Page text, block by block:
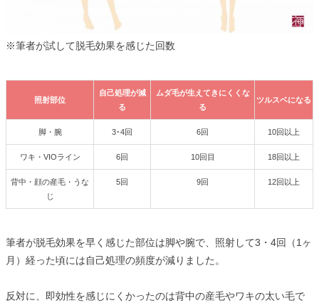
※筆者が試して脱毛効果を感じた回数
照射部位
自己処理が減
る
ムダ毛が生えてきにくくな
る
ツルスベになる
脚・腕 3･4回 6回 10回以上
ワキ・VIOライン 6回 10回目 18回以上
背中・顔の産毛・うな
じ
5回 9回 12回以上
筆者が脱毛効果を早く感じた部位は脚や腕で、照射して3・4回（1ヶ
月）経った頃には自己処理の頻度が減りました。
反対に、即効性を感じにくかったのは背中の産毛やワキの太い毛で